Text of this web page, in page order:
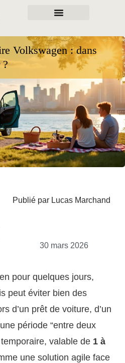
Volkswagen : dans
?
Publié par Lucas Marchand
30 mars 2026
pour quelques jours,
peut éviter bien des
d’un prêt de voiture, d’un
période “entre deux
valable de 1 à
une solution agile face